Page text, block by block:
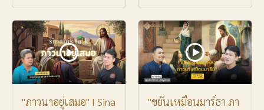
"ภาวนาอยู่เสมอ" I Sina
"ขยันเหมือนมาร์ธา ภา